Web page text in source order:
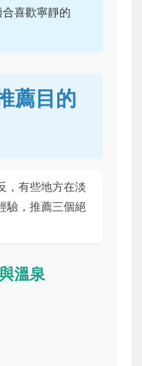
喜歡寧靜的
薦目的
，有些地方在淡
驗，推薦三個絕
溫泉